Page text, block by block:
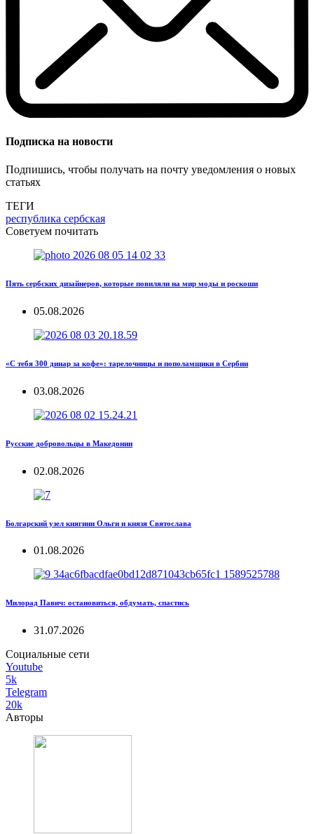
Подписка на новости
Подпишись, чтобы получать на почту уведомления о новых
статьях
ТЕГИ
республика сербская
Советуем почитать
Пять сербских дизайнеров, которые повиляли на мир моды и роскоши
05.08.2026
«С тебя 300 динар за кофе»: тарелочницы и пополамщики в Сербии
03.08.2026
Русские добровольцы в Македонии
02.08.2026
Болгарский узел княгини Ольги и князя Святослава
01.08.2026
Милорад Павич: остановиться, обдумать, спастись
31.07.2026
Социальные сети
Youtube
5k
Telegram
20k
Авторы